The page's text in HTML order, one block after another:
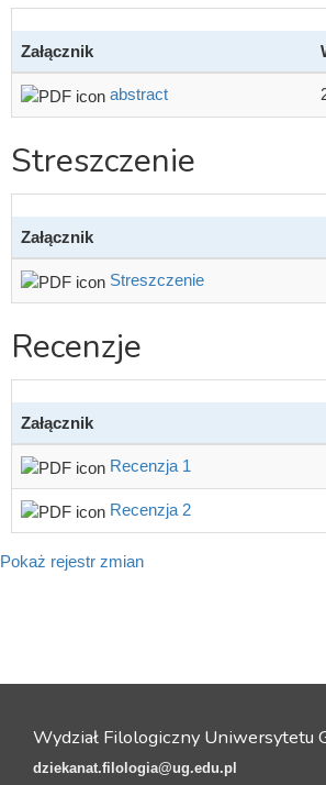
Załącznik
abstract
Streszczenie
Załącznik
Streszczenie
Recenzje
Załącznik
Recenzja 1
Recenzja 2
Pokaż rejestr zmian
Wydział Filologiczny Uniwersytetu
dziekanat.filologia@ug.edu.pl